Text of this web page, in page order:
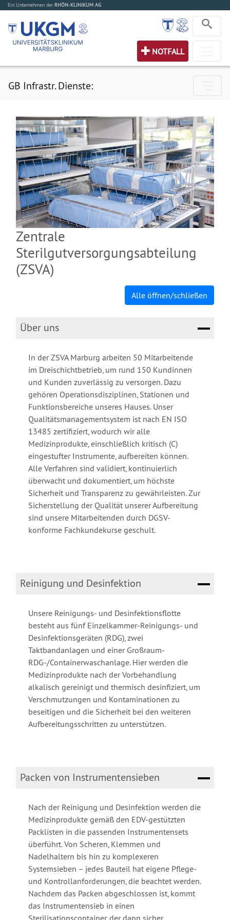
Ein Unternehmen der RHÖN-KLINIKUM AG
NOTFALL
GB Infrastr. Dienste:
Zentrale
Sterilgutversorgungsabteilung
(ZSVA)
Alle öffnen/schließen
Über uns
In der ZSVA Marburg arbeiten 50 Mitarbeitende
im Dreischichtbetrieb, um rund 150 Kundinnen
und Kunden zuverlässig zu versorgen. Dazu
gehören Operationsdisziplinen, Stationen und
Funktionsbereiche unseres Hauses. Unser
Qualitätsmanagementsystem ist nach EN ISO
13485 zertifiziert, wodurch wir alle
Medizinprodukte, einschließlich kritisch (C)
eingestufter Instrumente, aufbereiten können.
Alle Verfahren sind validiert, kontinuierlich
überwacht und dokumentiert, um höchste
Sicherheit und Transparenz zu gewährleisten. Zur
Sicherstellung der Qualität unserer Aufbereitung
sind unsere Mitarbeitenden durch DGSV-
konforme Fachkundekurse geschult.
Reinigung und Desinfektion
Unsere Reinigungs- und Desinfektionsflotte
besteht aus fünf Einzelkammer-Reinigungs- und
Desinfektionsgeräten (RDG), zwei
Taktbandanlagen und einer Großraum-
RDG-/Containerwaschanlage. Hier werden die
Medizinprodukte nach der Vorbehandlung
alkalisch gereinigt und thermisch desinfiziert, um
Verschmutzungen und Kontaminationen zu
beseitigen und die Sicherheit bei den weiteren
Aufbereitungsschritten zu unterstützen.
Packen von Instrumentensieben
Nach der Reinigung und Desinfektion werden die
Medizinprodukte gemäß den EDV-gestützten
Packlisten in die passenden Instrumentensets
überführt. Von Scheren, Klemmen und
Nadelhaltern bis hin zu komplexeren
Systemsieben – jedes Bauteil hat eigene Pflege-
und Kontrollanforderungen, die beachtet werden.
Nachdem das Packen abgeschlossen ist, kommt
das Instrumentensieb in einen